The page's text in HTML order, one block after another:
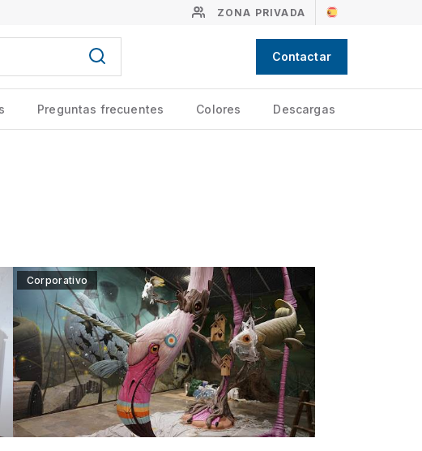
ZONA PRIVADA
Contactar
Preguntas frecuentes Colores Descargas
Corporativo